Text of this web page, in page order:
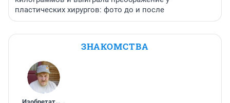
пластических хирургов: фото до и после
ЗНАКОМСТВА